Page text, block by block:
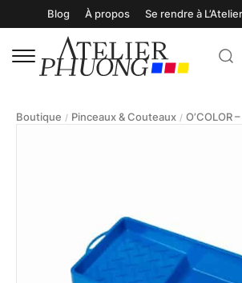
Blog À propos Se rendre à
Boutique / Pinceaux & Couteaux / O’COLOR